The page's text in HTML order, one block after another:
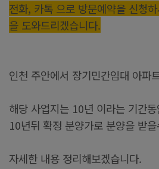
전화, 카톡 으로 방문예약을 신청
을 도와드리겠습니다.
인천 주안에서 장기민간임대 아파
해당 사업지는 10년 이라는 기간
10년뒤 확정 분양가로 분양을 받
자세한 내용 정리해보겠습니다.